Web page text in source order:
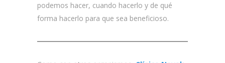
podemos hacer, cuando hacerlo y de qué
forma hacerlo para que sea beneficioso.